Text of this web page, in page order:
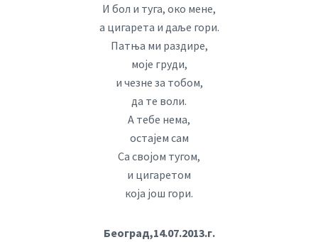
И бол и туга, око мене,
а цигарета и даље гори.
Патња ми раздире,
моје груди,
и чезне за тобом,
да те воли.
А тебе нема,
остајем сам
Са својом тугом,
и цигаретом
која још гори.
Београд,14.07.2013.г.